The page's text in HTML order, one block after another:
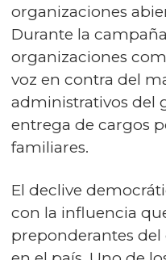
organizaciones
Durante la
organizaciones
voz en contra del
administrativos del
entrega de cargos
familiares.
El declive
con la influencia
preponderantes